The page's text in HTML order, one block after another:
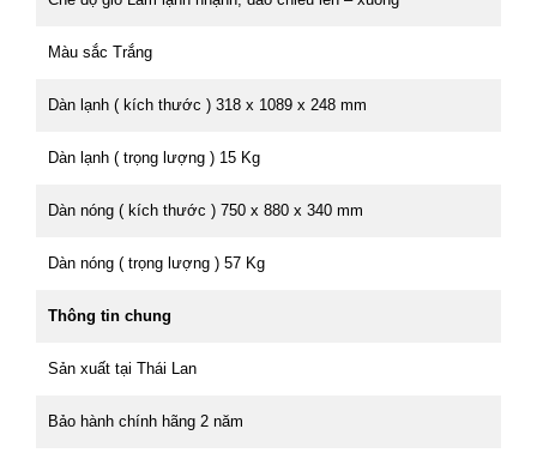
Màu sắc Trắng
Dàn lạnh ( kích thước ) 318 x 1089 x 248 mm
Dàn lạnh ( trọng lượng ) 15 Kg
Dàn nóng ( kích thước ) 750 x 880 x 340 mm
Dàn nóng ( trọng lượng ) 57 Kg
Thông tin chung
Sản xuất tại Thái Lan
Bảo hành chính hãng 2 năm